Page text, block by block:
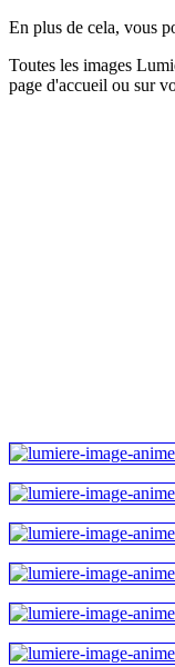
En plus de cela, vous
Toutes les images
page d'accueil ou sur